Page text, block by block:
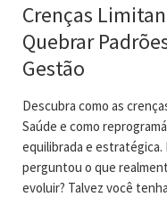
Crenças
Quebrar
Gestão
Descubra como as
Saúde e como
equilibrada e estratégica.
perguntou o que
evoluir? Talvez você